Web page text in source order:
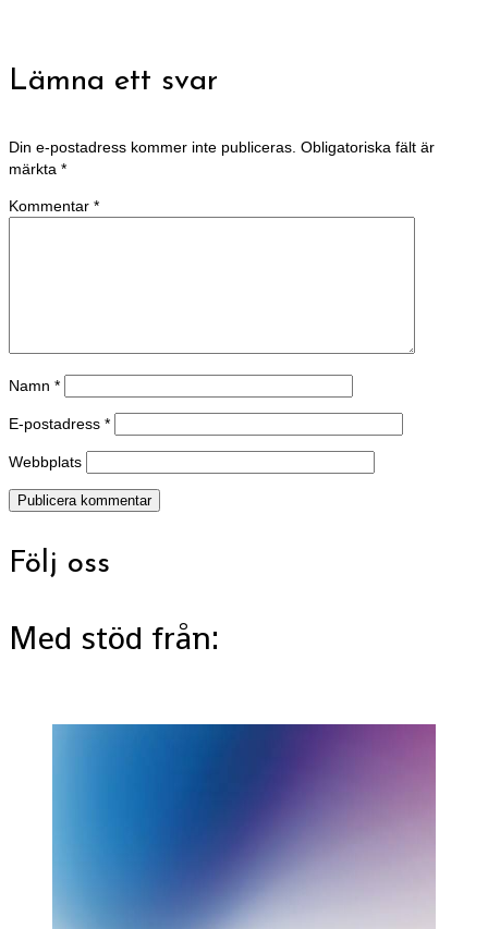
Lämna ett svar
Din e-postadress kommer inte publiceras. Obligatoriska fält är
märkta *
Kommentar *
Namn *
E-postadress *
Webbplats
Följ oss
Med stöd från: